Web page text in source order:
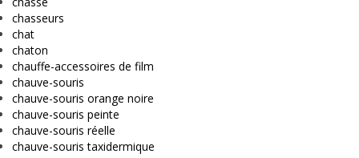
chasseurs
chat
chaton
chauffe-accessoires de film
chauve-souris
chauve-souris orange noire
chauve-souris peinte
chauve-souris réelle
chauve-souris taxidermique